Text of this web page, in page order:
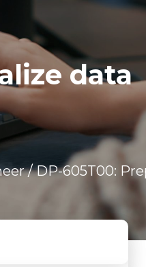
data
/ DP-605T00: